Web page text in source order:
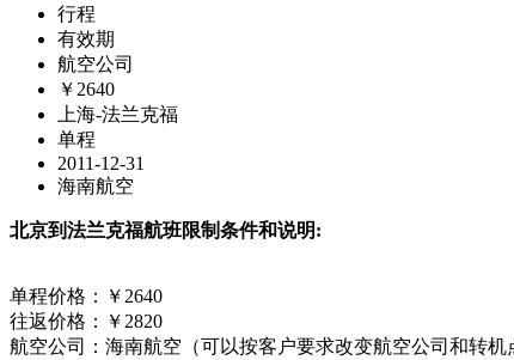
行程
有效期
航空公司
￥2640
上海-法兰克福
单程
2011-12-31
海南航空
北京到法兰克福航班限制条件和说明:
单程价格：￥2640
往返价格：￥2820
航空公司：海南航空（可以按客户要求改变航空公司和转机